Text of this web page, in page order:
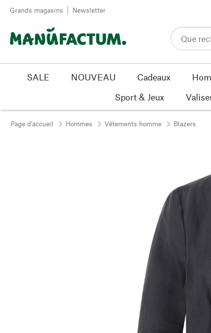
Passer au contenu
Grands magasins Newsletter
SALE NOUVEAU Cadeaux
Sport & Jeux
Page d'accueil Hommes Vêtements homme Blazers